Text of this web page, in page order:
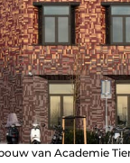
van Academie